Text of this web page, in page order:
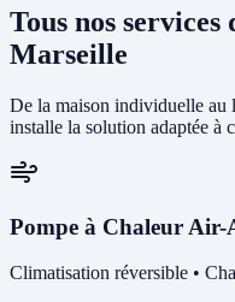
Tous nos
Marseille
De la maison individuelle
installe la solution adaptée à
Pompe à Chaleur
Climatisation réversible •